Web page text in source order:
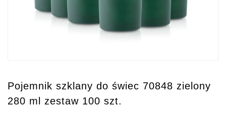
Pojemnik szklany do świec 70848 zielony
280 ml zestaw 100 szt.